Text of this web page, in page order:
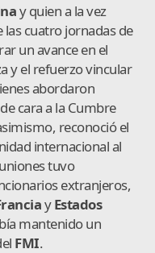
y quien a la vez
cuatro jornadas de
un avance en el
y el refuerzo vincular
abordaron
cara a la Cumbre
reconoció el
internacional al
tuvo
extranjeros,
yEstados
mantenido un
FMI.